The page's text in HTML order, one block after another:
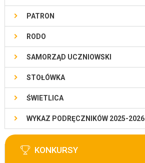
PATRON
RODO
SAMORZĄD UCZNIOWSKI
STOŁÓWKA
ŚWIETLICA
WYKAZ PODRĘCZNIKÓW 2025-2026
KONKURSY